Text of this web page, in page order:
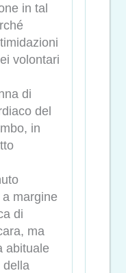
in tal
volontari
di
del
in
margine
di
ma
abituale
della